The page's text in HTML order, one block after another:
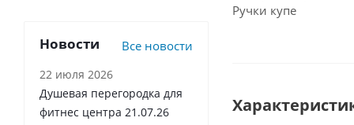
Ручки купе
Новости Все новости
22 июля 2026
Душевая перегородка для
фитнес центра 21.07.26